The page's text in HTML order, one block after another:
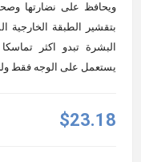
ويحافظ على نضارتها
بتقشير الطبقة الخارجية
البشرة تبدو اكثر
يستعمل على الوجه فقط
$23.18